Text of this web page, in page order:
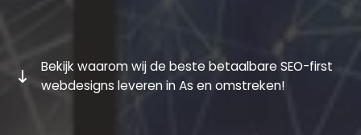
Bekijk waarom wij de beste betaalbare SEO-first
webdesigns leveren in As en omstreken!